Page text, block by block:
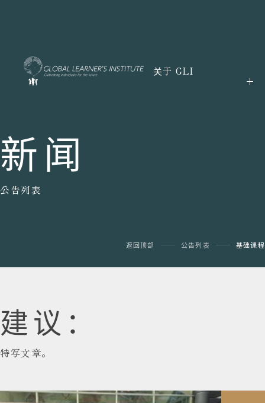
关于 GLI
新闻
公告列表
返回顶部 公告列表 基础课程
建议：
特写文章。